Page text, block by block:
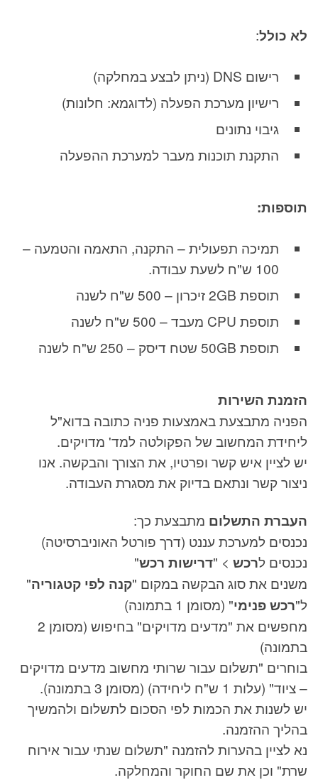
לא כולל:
רישום DNS (ניתן לבצע במחלקה)
רישיון מערכת הפעלה (לדוגמא: חלונות)
גיבוי נתונים
התקנת תוכנות מעבר למערכת ההפעלה
תוספות:
תמיכה תפעולית – התקנה, התאמה והטמעה –
100 ש"ח לשעת עבודה.
תוספת 2GB זיכרון – 500 ש"ח לשנה
תוספת CPU מעבד – 500 ש"ח לשנה
תוספת 50GB שטח דיסק – 250 ש"ח לשנה
הזמנת השירות
הפניה מתבצעת באמצעות פניה כתובה בדוא"ל
ליחידת המחשוב של הפקולטה למד' מדויקים.
יש לציין איש קשר ופרטיו, את הצורך והבקשה. אנו
ניצור קשר ונתאם בדיוק את מסגרת העבודה.
העברת התשלום מתבצעת כך:
נכנסים למערכת עננט (דרך פורטל האוניברסיטה)
נכנסים לרכש > "דרישות רכש"
משנים את סוג הבקשה במקום "קנה לפי קטגוריה"
ל"רכשפנימי" (מסומן 1 בתמונה)
מחפשים את "מדעים מדויקים" בחיפוש (מסומן 2
בתמונה)
בוחרים "תשלום עבור שרותי מחשוב מדעים מדויקים
– ציוד" (עלות 1 ש"ח ליחידה) (מסומן 3 בתמונה).
יש לשנות את הכמות לפי הסכום לתשלום ולהמשיך
בהליך ההזמנה.
נא לציין בהערות להזמנה "תשלום שנתי עבור אירוח
שרת" וכן את שם החוקר והמחלקה.